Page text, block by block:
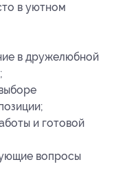
в уютном
в дружелюбной
и готовой
вопросы